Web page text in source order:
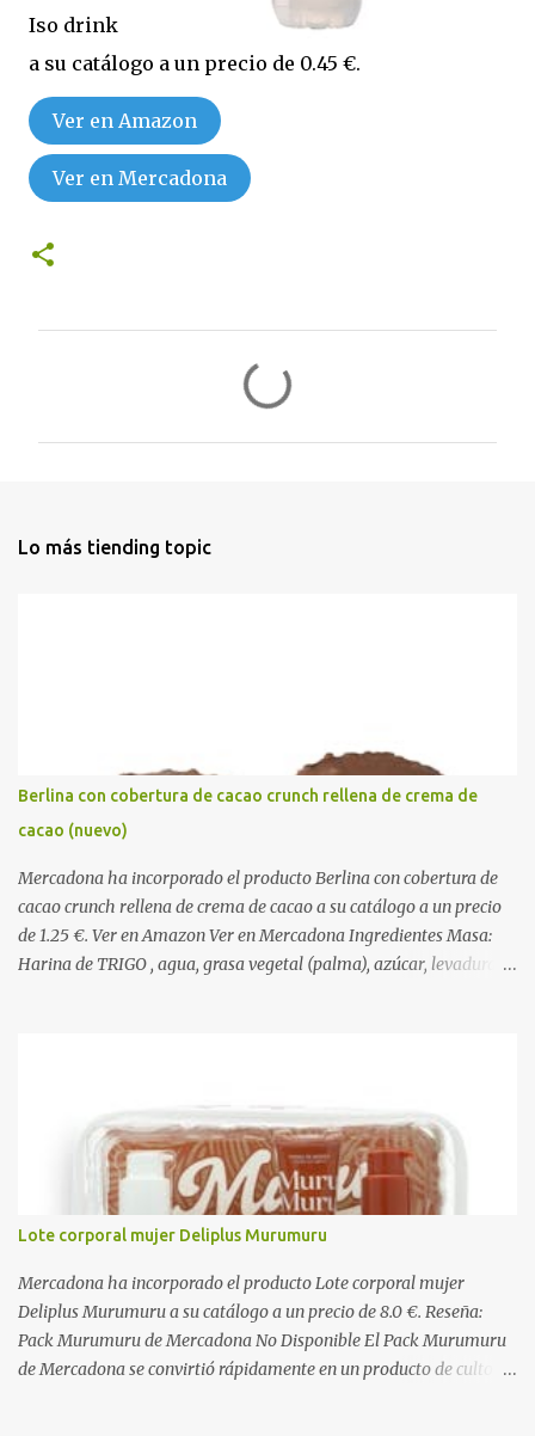
Iso drink
a su catálogo a un precio de 0.45 €.
Ver en Amazon
Ver en Mercadona
Lo más tiending topic
Berlina con cobertura de cacao crunch rellena de crema de
cacao (nuevo)
Mercadona ha incorporado el producto Berlina con cobertura de
cacao crunch rellena de crema de cacao a su catálogo a un precio
de 1.25 €. Ver en Amazon Ver en Mercadona Ingredientes Masa:
Harina de TRIGO , agua, grasa vegetal (palma), azúcar, levadura,
antioxidante (E300). Relleno 27%: Azúcar, aceite vegetal refinado
(girasol), LECHE desnatada en polvo, cacao desgrasado en polvo
0,9%, LECHE entera en polvo, emulgente (E322 ( SOJA )), aroma
natural. Cobertura 16%: Azúcar, grasas vegetales (coco, palmiste,
palma), cacao desgrasado en polvo 1,0%, suero de LECHE en polvo,
LECHE entera en polvo, emulgente (E322), lactosa ( LECHE ),
almidón de TRIGO , aromas naturales. Decorado 1,8%: Harina de
arroz, harina de TRIGO , azúcar, sal, extracto d...
Lote corporal mujer Deliplus Murumuru
Mercadona ha incorporado el producto Lote corporal mujer
Deliplus Murumuru a su catálogo a un precio de 8.0 €. Reseña:
Pack Murumuru de Mercadona No Disponible El Pack Murumuru
de Mercadona se convirtió rápidamente en un producto de culto